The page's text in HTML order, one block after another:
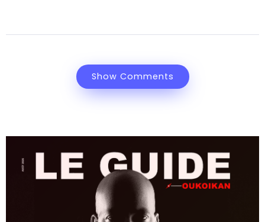
Show Comments